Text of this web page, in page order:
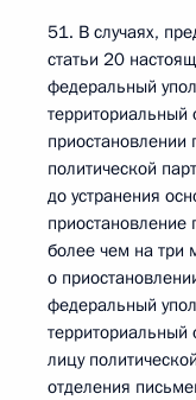
51. В случаях,
статьи 20
федеральный
приостановлении
политической
до устранения
приостановление
более чем на три
о
федеральный
территориальный
лицу
отделения